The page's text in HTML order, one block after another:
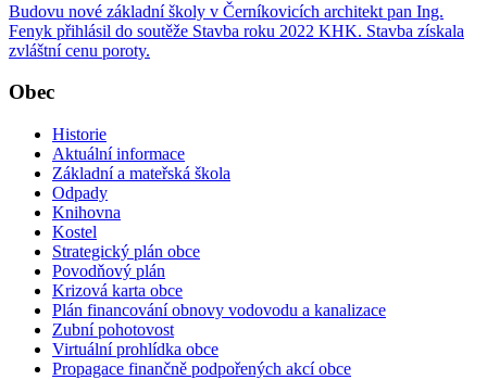
Budovu nové základní školy v Černíkovicích architekt pan Ing.
Fenyk přihlásil do soutěže Stavba roku 2022 KHK. Stavba získala
zvláštní cenu poroty.
Obec
Historie
Aktuální informace
Základní a mateřská škola
Odpady
Knihovna
Kostel
Strategický plán obce
Povodňový plán
Krizová karta obce
Plán financování obnovy vodovodu a kanalizace
Zubní pohotovost
Virtuální prohlídka obce
Propagace finančně podpořených akcí obce